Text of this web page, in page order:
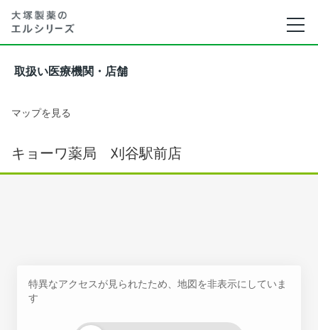
取扱い医療機関・店舗
マップを見る
キョーワ薬局 刈谷駅前店
特異なアクセスが見られたため、地図を非表示にしていま
す